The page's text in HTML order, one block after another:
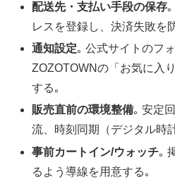
配送先・支払い手段の保存
レスを登録し、決済失敗を
通知設定｡ 公式サイトのフ
ZOZOTOWNの「お気に入
する｡
販売直前の環境整備｡ 安定
流、時刻同期（デジタル時
事前カートイン/ウォッチ｡
るよう導線を用意する｡